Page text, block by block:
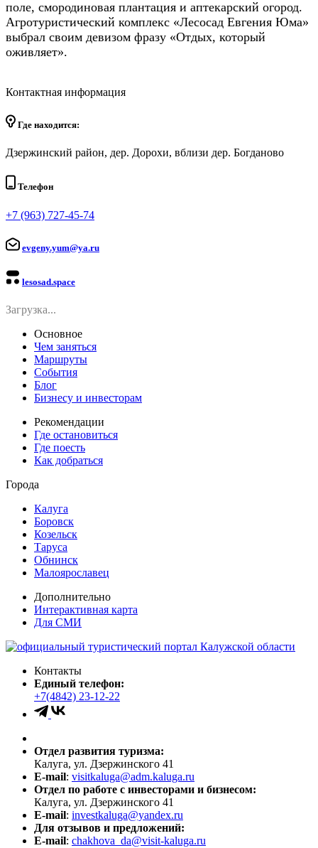
поле, смородиновая плантация и аптекарский огород.
Агротуристический комплекс «Лесосад Евгения Юма»
выбрал своим девизом фразу «Отдых, который
оживляет».
Контактная информация
Где находится:
Дзержинский район, дер. Дорохи, вблизи дер. Богданово
Телефон
+7 (963) 727-45-74
evgeny.yum@ya.ru
lesosad.space
Загрузка...
Основное
Чем заняться
Маршруты
События
Блог
Бизнесу и инвесторам
Рекомендации
Где остановиться
Где поесть
Как добраться
Города
Калуга
Боровск
Козельск
Таруса
Обнинск
Малоярославец
Дополнительно
Интерактивная карта
Для СМИ
Контакты
Единый телефон:
+7(4842) 23-12-22
Отдел развития туризма:
Калуга, ул. Дзержинского 41
E-mail: visitkaluga@adm.kaluga.ru
Отдел по работе с инвесторами и бизнесом:
Калуга, ул. Дзержинского 41
E-mail: investkaluga@yandex.ru
Для отзывов и предложений:
E-mail: chakhova_da@visit-kaluga.ru